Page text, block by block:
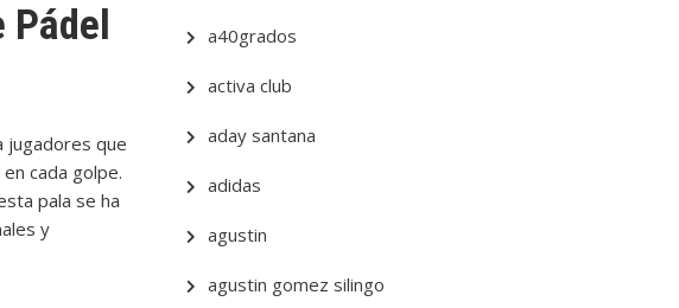
jugadores que
cada golpe.
pala se ha
y
a40grados
activa club
aday santana
adidas
agustin
agustin gomez silingo